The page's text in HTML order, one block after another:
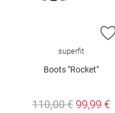
superfit
Boots "Rocket"
110,00 € 99,99 €